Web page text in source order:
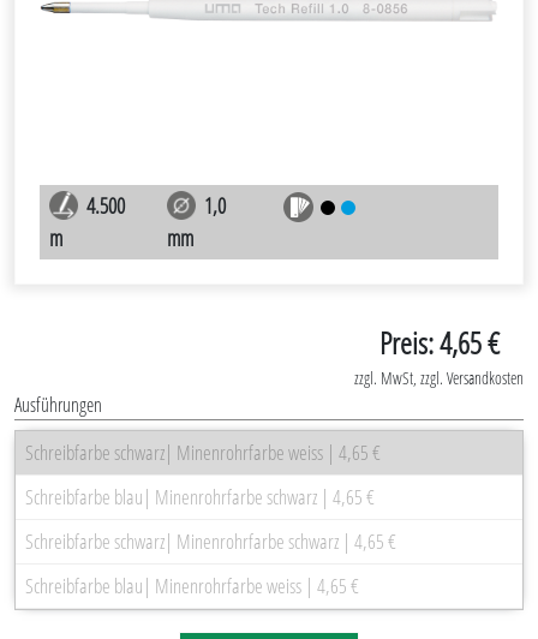
4.500
m
1,0
mm
Preis: 4,65 €
zzgl. MwSt, zzgl. Versandkosten
Ausführungen
Schreibfarbe schwarz| Minenrohrfarbe weiss | 4,65 €
Schreibfarbe blau| Minenrohrfarbe schwarz | 4,65 €
Schreibfarbe schwarz| Minenrohrfarbe schwarz | 4,65 €
Schreibfarbe blau| Minenrohrfarbe weiss | 4,65 €